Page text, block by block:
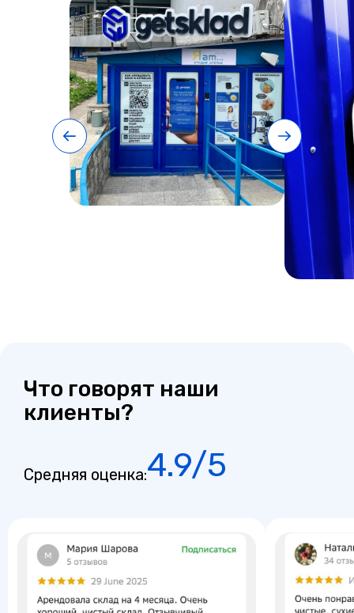
Что говорят наши
клиенты?
Средняя оценка:4.9/5